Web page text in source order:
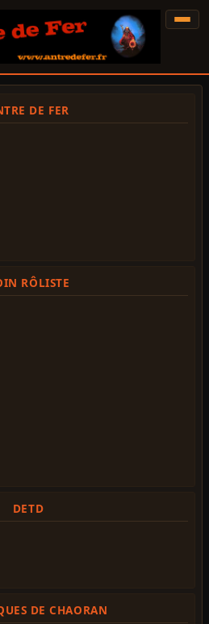
DE FER
RÔLISTE
DETD
DE CHAORAN